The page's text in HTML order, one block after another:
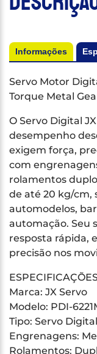
Informações
Servo Motor
Torque Metal
O Servo Digital
desempenho
exigem força,
com
rolamentos
de até 20 kg/cm,
automodelos,
automação. Seu
resposta rápida,
precisão nos
Marca: JX Servo
Modelo: PDI-
Tipo: Servo Digital
Engrenagens:
Rolamentos: